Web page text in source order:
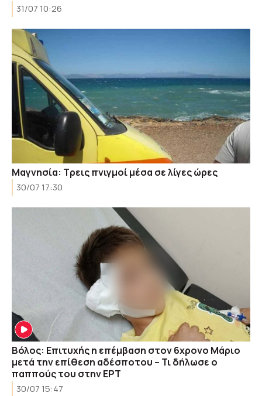
31/07 10:26
Μαγνησία: Τρεις πνιγμοί μέσα σε λίγες ώρες
30/07 17:30
Βόλος: Επιτυχής η επέμβαση στον 6χρονο Μάριο
μετά την επίθεση αδέσποτου – Τι δήλωσε ο
παππούς του στην ΕΡΤ
30/07 15:47